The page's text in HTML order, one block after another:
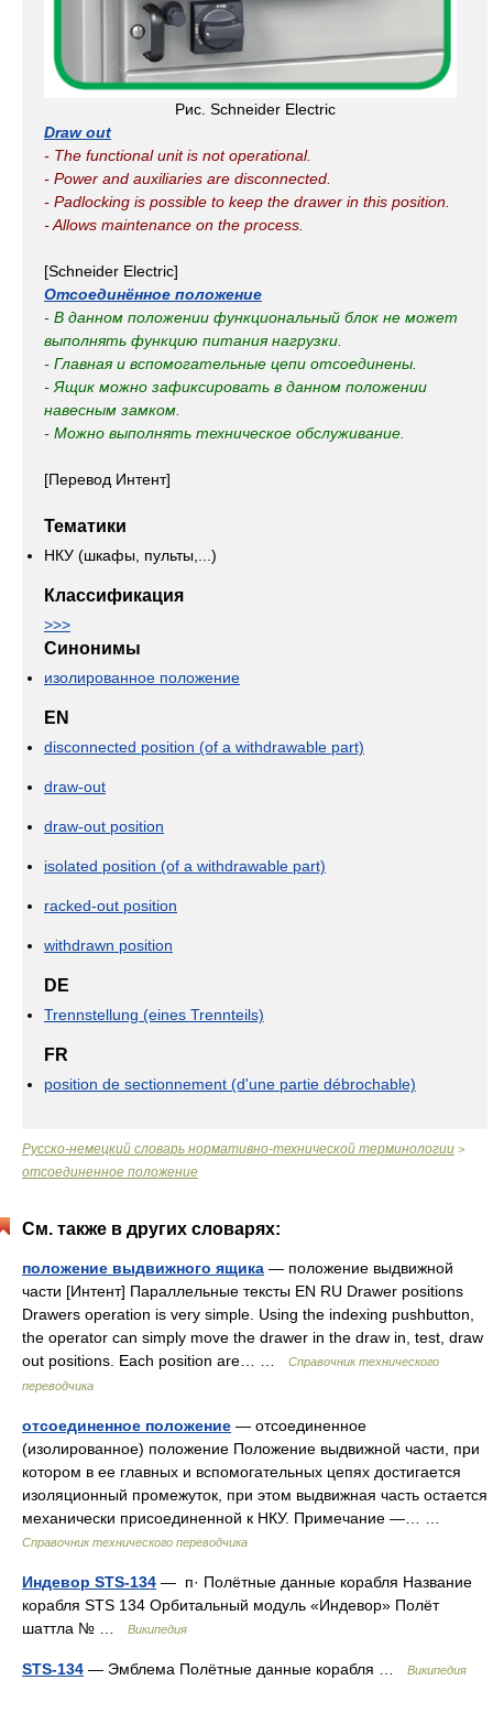
Рис. Schneider Electric
Draw out
- The functional unit is not operational.
- Power and auxiliaries are disconnected.
- Padlocking is possible to keep the drawer in this position.
- Allows maintenance on the process.
[Schneider Electric]
Отсоединённое положение
- В данном положении функциональный блок не может
выполнять функцию питания нагрузки.
- Главная и вспомогательные цепи отсоединены.
- Ящик можно зафиксировать в данном положении
навесным замком.
- Можно выполнять техническое обслуживание.
[Перевод Интент]
Тематики
НКУ (шкафы, пульты,...)
Классификация
>>>
Синонимы
изолированное положение
EN
disconnected position (of a withdrawable part)
draw-out
draw-out position
isolated position (of a withdrawable part)
racked-out position
withdrawn position
DE
Trennstellung (eines Trennteils)
FR
position de sectionnement (d'une partie débrochable)
Русско-немецкий словарь нормативно-технической терминологии >
отсоединенное положение
См. также в других словарях:
положение выдвижного ящика — положение выдвижной
части [Интент] Параллельные тексты EN RU Drawer positions
Drawers operation is very simple. Using the indexing pushbutton,
the operator can simply move the drawer in the draw in, test, draw
out positions. Each position are… …
Справочник технического
переводчика
отсоединенное положение — отсоединенное
(изолированное) положение Положение выдвижной части, при
котором в ее главных и вспомогательных цепях достигается
изоляционный промежуток, при этом выдвижная часть остается
механически присоединенной к НКУ. Примечание —… …
Справочник технического переводчика
Индевор STS-134 — п· Полётные данные корабля Название
корабля STS 134 Орбитальный модуль «Индевор» Полёт
шаттла № …
Википедия
STS-134 — Эмблема Полётные данные корабля … Википедия